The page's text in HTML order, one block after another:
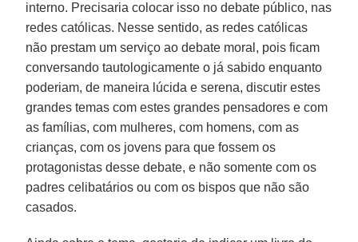
interno. Precisaria colocar isso no debate público, nas
redes católicas. Nesse sentido, as redes católicas
não prestam um serviço ao debate moral, pois ficam
conversando tautologicamente o já sabido enquanto
poderiam, de maneira lúcida e serena, discutir estes
grandes temas com estes grandes pensadores e com
as famílias, com mulheres, com homens, com as
crianças, com os jovens para que fossem os
protagonistas desse debate, e não somente com os
padres celibatários ou com os bispos que não são
casados.